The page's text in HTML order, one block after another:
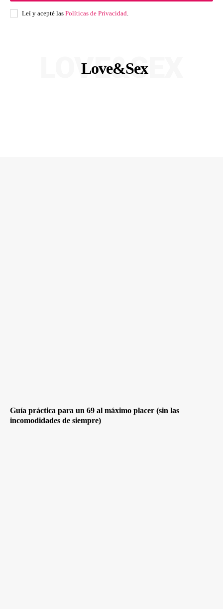
Leí y acepté las Políticas de Privacidad.
Love&Sex
LOVE&SEX
Guía práctica para un 69 al máximo placer (sin las
incomodidades de siempre)